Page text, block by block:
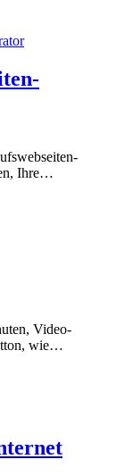
Ihre…
Video-
wie…